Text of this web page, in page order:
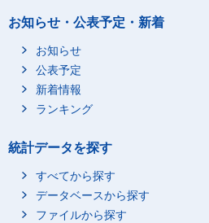
お知らせ・公表予定・新着
お知らせ
公表予定
新着情報
ランキング
統計データを探す
すべてから探す
データベースから探す
ファイルから探す